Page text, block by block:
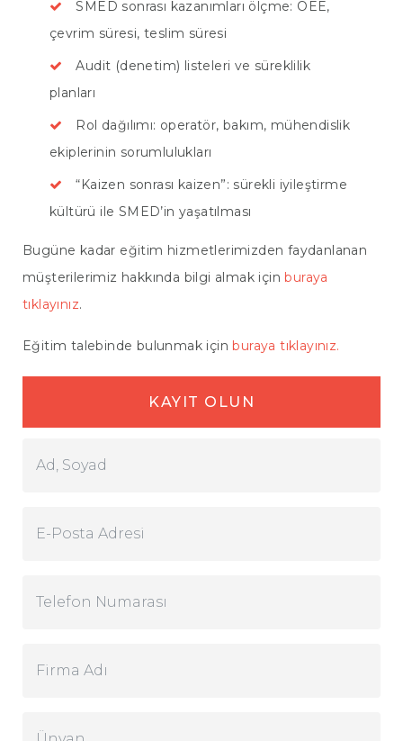
SMED sonrası kazanımları ölçme: OEE,
çevrim süresi, teslim süresi
Audit (denetim) listeleri ve süreklilik
planları
Rol dağılımı: operatör, bakım, mühendislik
ekiplerinin sorumlulukları
“Kaizen sonrası kaizen”: sürekli iyileştirme
kültürü ile SMED’in yaşatılması
Bugüne kadar eğitim hizmetlerimizden faydanlanan
müşterilerimiz hakkında bilgi almak içinburaya
tıklayınız.
Eğitim talebinde bulunmak içinburaya tıklayınız.
KAYIT OLUN